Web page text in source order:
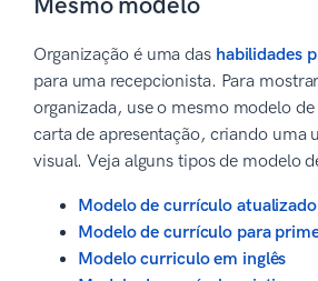
Organização é uma das habilidades
para uma recepcionista. Para
organizada, use o mesmo modelo
carta de apresentação, criando uma
visual. Veja alguns tipos de modelo
Modelo de currículo atualizado
Modelo de currículo para
Modelo curriculo em inglês